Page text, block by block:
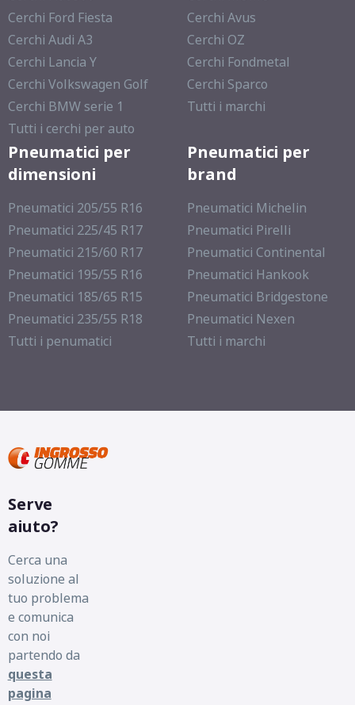
Cerchi Ford Fiesta
Cerchi Audi A3
Cerchi Lancia Y
Cerchi Volkswagen Golf
Cerchi BMW serie 1
Tutti i cerchi per auto
Cerchi Avus
Cerchi OZ
Cerchi Fondmetal
Cerchi Sparco
Tutti i marchi
Pneumatici per
dimensioni
Pneumatici 205/55 R16
Pneumatici 225/45 R17
Pneumatici 215/60 R17
Pneumatici 195/55 R16
Pneumatici 185/65 R15
Pneumatici 235/55 R18
Tutti i penumatici
Pneumatici per
brand
Pneumatici Michelin
Pneumatici Pirelli
Pneumatici Continental
Pneumatici Hankook
Pneumatici Bridgestone
Pneumatici Nexen
Tutti i marchi
Serve
aiuto?
Cerca una
soluzione al
tuo problema
e comunica
con noi
partendo da
questa
pagina